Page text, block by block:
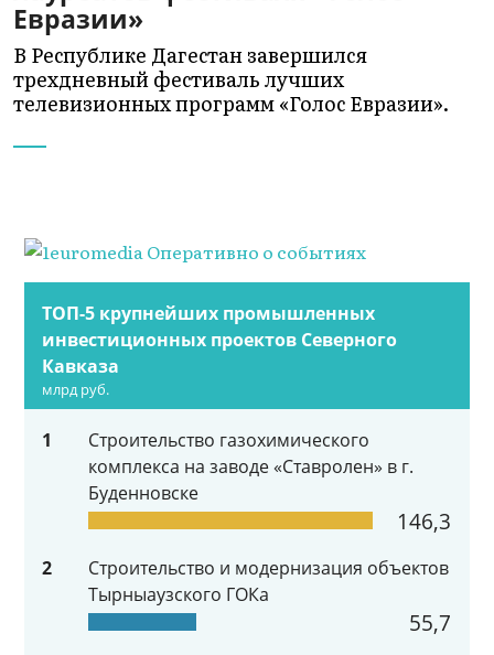
Евразии»
В Республике Дагестан завершился
трехдневный фестиваль лучших
телевизионных программ «Голос Евразии».
ТОП-5 крупнейших промышленных
инвестиционных проектов Северного
Кавказа
млрд руб.
1
Строительство газохимического
комплекса на заводе «Ставролен» в г.
Буденновске
146,3
2
Строительство и модернизация объектов
Тырныаузского ГОКа
55,7